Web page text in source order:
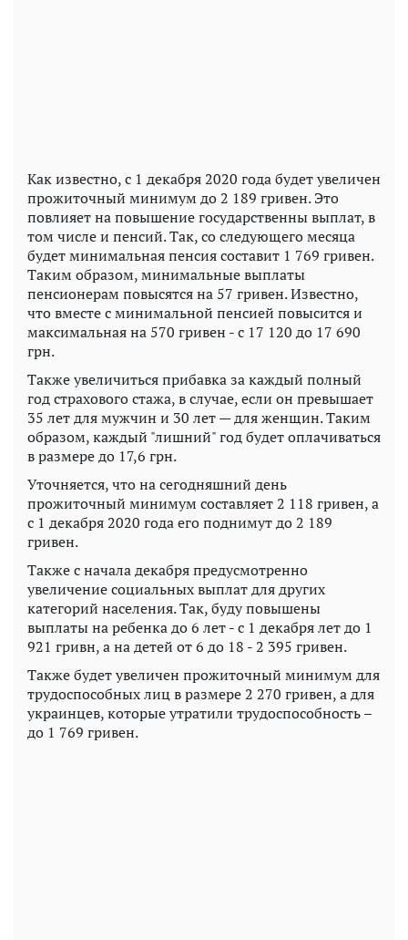
Как известно, с 1 декабря 2020 года будет увеличен
прожиточный минимум до 2 189 гривен. Это
повлияет на повышение государственны выплат, в
том числе и пенсий. Так, со следующего месяца
будет минимальная пенсия составит 1 769 гривен.
Таким образом, минимальные выплаты
пенсионерам повысятся на 57 гривен. Известно,
что вместе с минимальной пенсией повысится и
максимальная на 570 гривен - с 17 120 до 17 690
грн.
Также увеличиться прибавка за каждый полный
год страхового стажа, в случае, если он превышает
35 лет для мужчин и 30 лет — для женщин. Таким
образом, каждый "лишний" год будет оплачиваться
в размере до 17,6 грн.
Уточняется, что на сегодняшний день
прожиточный минимум составляет 2 118 гривен, а
с 1 декабря 2020 года его поднимут до 2 189
гривен.
Также с начала декабря предусмотренно
увеличение социальных выплат для других
категорий населения. Так, буду повышены
выплаты на ребенка до 6 лет - с 1 декабря лет до 1
921 гривн, а на детей от 6 до 18 - 2 395 гривен.
Также будет увеличен прожиточный минимум для
трудоспособных лиц в размере 2 270 гривен, а для
украинцев, которые утратили трудоспособность –
до 1 769 гривен.